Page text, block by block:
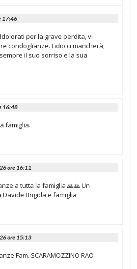
17:46
per la grave perdita, vi
condoglianze. Lidio ci mancherà,
il suo sorriso e la sua
16:48
famiglia.
ore 16:11
a tutta la famiglia 🙏🙏 Un
Brigida e famiglia
ore 15:13
Fam. SCARAMOZZINO RAO